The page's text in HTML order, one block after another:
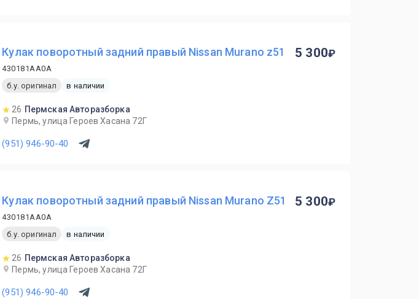
Кулак поворотный задний правый Nissan Murano z51
430181AA0A
б.у. оригинал
в наличии
26 Пермская Авторазборка
Пермь, улица Героев Хасана 72Г
(951) 946-90-40
5 300
Кулак поворотный задний правый Nissan Murano Z51
430181AA0A
б.у. оригинал
в наличии
26 Пермская Авторазборка
Пермь, улица Героев Хасана 72Г
(951) 946-90-40
5 300